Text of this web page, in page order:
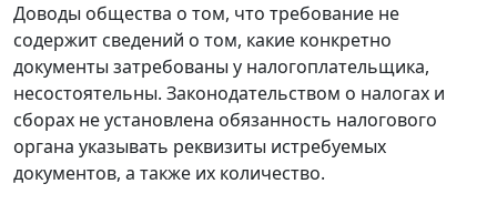
Доводы общества о том, что требование не
содержит сведений о том, какие конкретно
документы затребованы у налогоплательщика,
несостоятельны. Законодательством о налогах и
сборах не установлена обязанность налогового
органа указывать реквизиты истребуемых
документов, а также их количество.